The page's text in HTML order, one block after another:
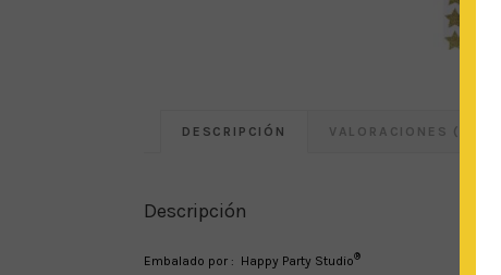
DESCRIPCIÓN VALORACIONES (0)
Descripción
Embalado por : Happy Party Studio®